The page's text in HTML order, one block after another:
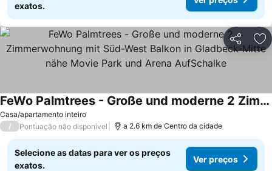
exatos.
Partilhar
Casa/apartamento inteiro
FeWo Palmtrees - Große und moderne 2 Zimmerwohnung mit Süd-West Balkon in Gladbeck-Mitte nähe Movie Park und Arena AufSchalke
/ Pontuação não disponível a 2.6 km de Centro da cidade
Selecione as datas para ver os preços
exatos.
Ver preços